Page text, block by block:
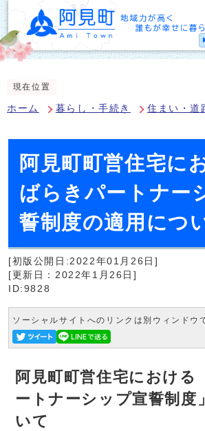
現在位置
ホーム 暮らし・手続き 住まい・道
阿見町町営住宅に
ばらきパートナー
誓制度の適用につ
[初版公開日:2022年01月26日]
[更新日：2022年1月26日]
ID:9828
ソーシャルサイトへのリンクは別ウィンドウ
阿見町町営住宅における
ートナーシップ宣誓制度
いて